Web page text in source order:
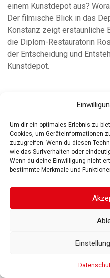
Um dir ein optimales Erlebnis zu
Cookies, um Geräteinformationen
zuzugreifen. Wenn du diesen
wie das Surfverhalten oder
Wenn du deine Einwilligung nicht
bestimmte Merkmale und
einem Kunstdepot aus?
Der filmische Blick in das
Konstanz zeigt erstaunliche
die Diplom-Restauratorin
der Entscheidung und
Kunstdepot.
ROSGARTENMUSEUM
3-5
78462 KONSTANZ
IMPRESSUM DATENSCHUTZ
Gesellschaft der Freunde des